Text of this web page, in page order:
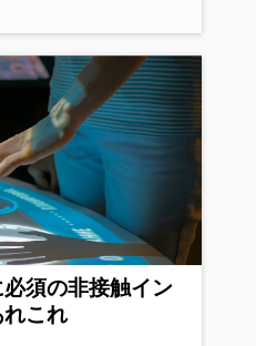
須の非接触イン
これ